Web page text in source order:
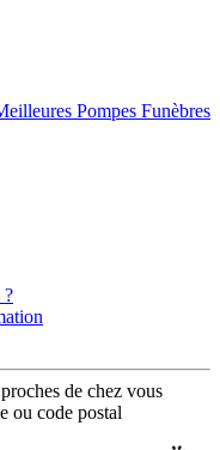
Pompes Funèbres
?
de chez vous
ou code postal